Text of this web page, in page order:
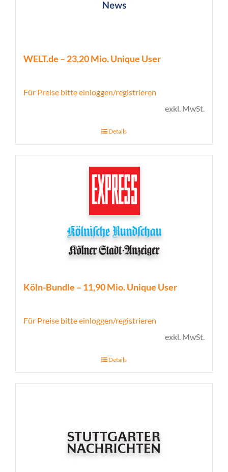
WELT.de – 23,20 Mio. Unique User
Für Preise bitte einloggen/registrieren
exkl. MwSt.
Details
Köln-Bundle – 11,90 Mio. Unique User
Für Preise bitte einloggen/registrieren
exkl. MwSt.
Details